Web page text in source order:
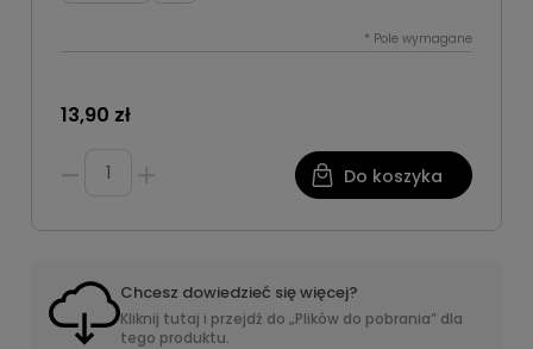
* Pole wymagane
13,90 zł
Do koszyka
Chcesz dowiedzieć się więcej?
Kliknij tutaj i przejdź do „Plików do pobrania” dla
tego produktu.